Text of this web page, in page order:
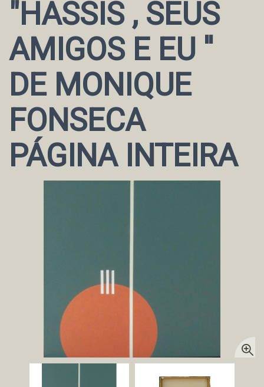
"HASSIS , SEUS
AMIGOS E EU ''
DE MONIQUE
FONSECA
PÁGINA INTEIRA